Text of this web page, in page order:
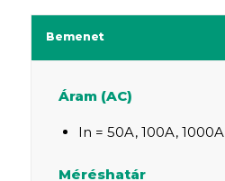
Bemenet
Áram (AC)
In = 50A, 100A, 1000A
Méréshatár